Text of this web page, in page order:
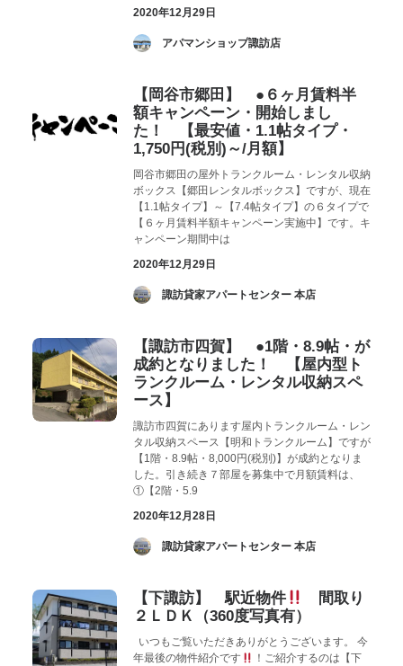
2020年12月29日
­ アパマンショップ諏訪店
【岡谷市郷田】 ●６ヶ月賃料半
額キャンペーン・開始しまし
た！ 【最安値・1.1帖タイプ・
1,750円(税別)～/月額】
岡谷市郷田の屋外トランクルーム・レンタル収納
ボックス【郷田レンタルボックス】ですが、現在
【1.1帖タイプ】～【7.4帖タイプ】の６タイプで
【６ヶ月賃料半額キャンペーン実施中】です。キ
ャンペーン期間中は
2020年12月29日
­ 諏訪貸家アパートセンター 本店
【諏訪市四賀】 ●1階・8.9帖・が
成約となりました！ 【屋内型ト
ランクルーム・レンタル収納スペ
ース】
諏訪市四賀にあります屋内トランクルーム・レン
タル収納スペース【明和トランクルーム】ですが
【1階・8.9帖・8,000円(税別)】が成約となりま
した。引き続き７部屋を募集中で月額賃料は、
①【2階・5.9
2020年12月28日
­ 諏訪貸家アパートセンター 本店
【下諏訪】 駅近物件
間取り
２ＬＤＫ（360度写真有）
いつもご覧いただきありがとうございます。 今
年最後の物件紹介です
！ご紹介するのは【下